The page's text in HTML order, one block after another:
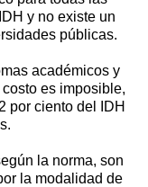
y no existe un
públicas.
académicos y
es imposible,
por ciento del IDH
la norma, son
la modalidad de